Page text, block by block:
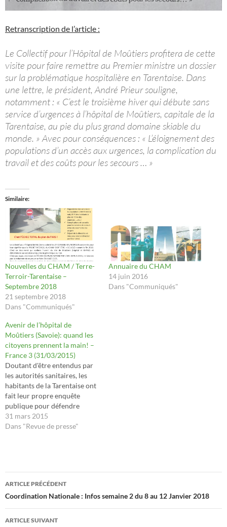
Retranscription de l’article :
Le Collectif pour l’Hôpital de Moûtiers profitera de cette
visite pour faire remettre au Premier ministre un dossier
sur la problématique hospitalière en Tarentaise. Dans
une lettre, le président, André Prieur souligne,
notamment : « C’est le troisième hiver qui débute sans
service d’urgences à l’hôpital de Moûtiers, capitale de la
Tarentaise, au pie du plus grand domaine skiable du
monde. » Avec pour conséquences : « L’éloignement des
populations d’un accès aux urgences, la complication du
travail et des coûts pour les secours … »
Similaire
Nouvelles du CHAM / Terre-
Terroir-Tarentaise –
Septembre 2018
21 septembre 2018
Dans "Communiqués"
Annuaire du CHAM
14 juin 2016
Dans "Communiqués"
Avenir de l’hôpital de
Moûtiers (Savoie): quand les
citoyens prennent la main! –
France 3 (31/03/2015)
Doutant d'être entendus par
les autorités sanitaires, les
habitants de la Tarentaise ont
fait leur propre enquête
publique pour défendre
l'hôpital de Moûtiers appelé à
perdre des services. D'un
31 mars 2015
Dans "Revue de presse"
Navigation
des
articles
ARTICLE PRÉCÉDENT
Coordination Nationale : Infos semaine 2 du 8 au 12 Janvier 2018
ARTICLE SUIVANT